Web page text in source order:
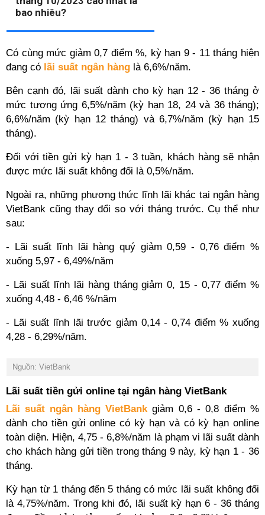
bao nhiêu?
Có cùng mức giảm 0,7 điểm %, kỳ hạn 9 - 11 tháng hiện
đang có lãi suất ngân hàng là 6,6%/năm.
Bên cạnh đó, lãi suất dành cho kỳ hạn 12 - 36 tháng ở
mức tương ứng 6,5%/năm (kỳ hạn 18, 24 và 36 tháng);
6,6%/năm (kỳ hạn 12 tháng) và 6,7%/năm (kỳ hạn 15
tháng).
Đối với tiền gửi kỳ hạn 1 - 3 tuần, khách hàng sẽ nhận
được mức lãi suất không đổi là 0,5%/năm.
Ngoài ra, những phương thức lĩnh lãi khác tại ngân hàng
VietBank cũng thay đổi so với tháng trước. Cụ thể như
sau:
- Lãi suất lĩnh lãi hàng quý giảm 0,59 - 0,76 điểm %
xuống 5,97 - 6,49%/năm
- Lãi suất lĩnh lãi hàng tháng giảm 0, 15 - 0,77 điểm %
xuống 4,48 - 6,46 %/năm
- Lãi suất lĩnh lãi trước giảm 0,14 - 0,74 điểm % xuống
4,28 - 6,29%/năm.
Nguồn: VietBank
Lãi suất tiền gửi online tại ngân hàng VietBank
Lãi suất ngân hàng VietBankgiảm 0,6 - 0,8 điểm %
dành cho tiền gửi online có kỳ hạn và có kỳ hạn online
toàn diện. Hiện, 4,75 - 6,8%/năm là phạm vi lãi suất dành
cho khách hàng gửi tiền trong tháng 9 này, kỳ hạn 1 - 36
tháng.
Kỳ hạn từ 1 tháng đến 5 tháng có mức lãi suất không đổi
là 4,75%/năm. Trong khi đó, lãi suất kỳ hạn 6 - 36 tháng